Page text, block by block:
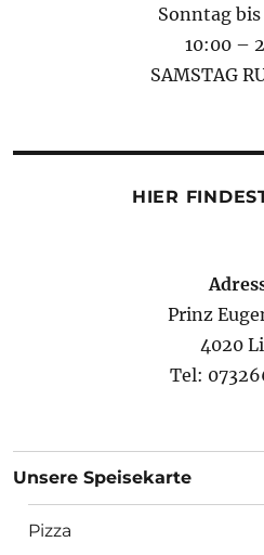
Sonntag
10:00 –
SAMSTAG
HIER
Prinz
4020
Tel:
Unsere Speisekarte
Pizza